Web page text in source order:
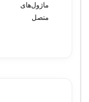
ماژول‌های
متصل